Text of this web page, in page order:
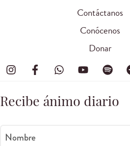
Contáctanos
Conócenos
Donar
Recibe ánimo diario
Nombre